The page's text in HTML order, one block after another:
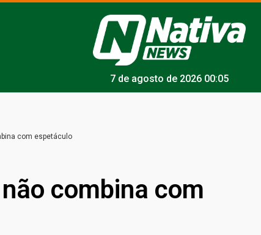
7 de agosto de 2026 00:05
com espetáculo
combina com